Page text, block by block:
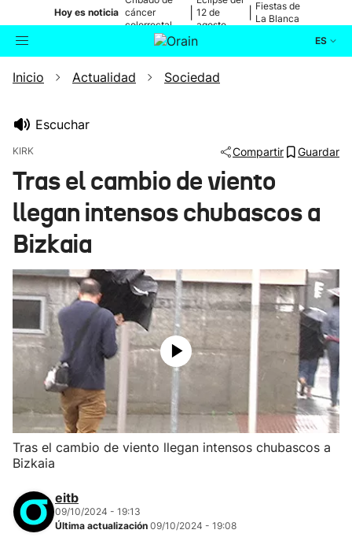
Hoy es noticia cáncer
colorrectal
12 de
agosto
Fiestas de
La Blanca
ES
Buscador Actualidad
Ikusmiran
Inicio Actualidad Sociedad
Escuchar
KIRK Compartir Guardar
Tras el cambio de viento
llegan intensos chubascos a
Bizkaia
Tras el cambio de viento llegan intensos chubascos a
Bizkaia
eitb
09/10/2024 - 19:13
Última actualización 09/10/2024 - 19:08